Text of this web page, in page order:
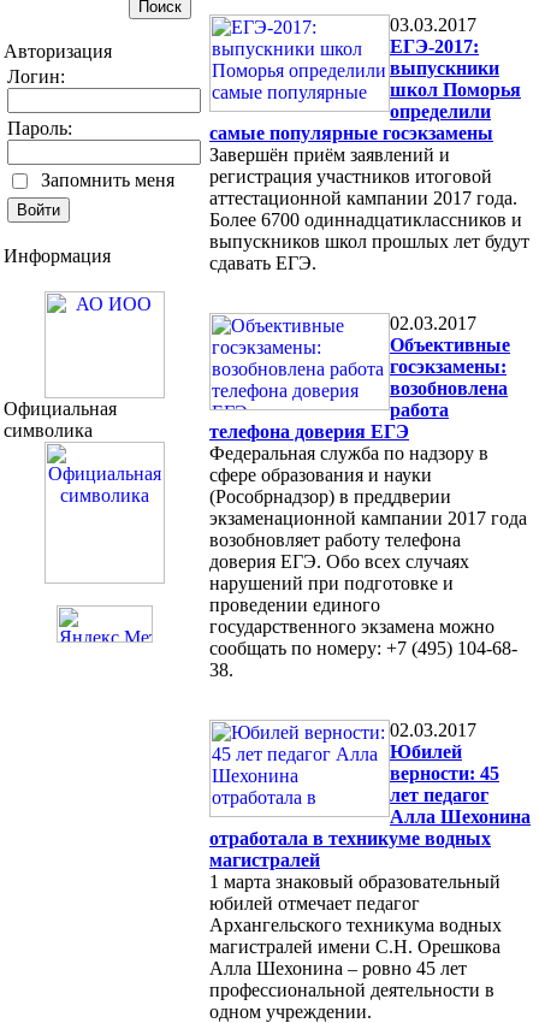
Авторизация
Логин:
Пароль:
Запомнить меня
Информация
Официальная
символика
03.03.2017
ЕГЭ-2017:
выпускники
школ Поморья
определили
самые популярные госэкзамены
Завершён приём заявлений и
регистрация участников итоговой
аттестационной кампании 2017 года.
Более 6700 одиннадцатиклассников и
выпускников школ прошлых лет будут
сдавать ЕГЭ.
02.03.2017
Объективные
госэкзамены:
возобновлена
работа
телефона доверия ЕГЭ
Федеральная служба по надзору в
сфере образования и науки
(Рособрнадзор) в преддверии
экзаменационной кампании 2017 года
возобновляет работу телефона
доверия ЕГЭ. Обо всех случаях
нарушений при подготовке и
проведении единого
государственного экзамена можно
сообщать по номеру: +7 (495) 104-68-
38.
02.03.2017
Юбилей
верности: 45
лет педагог
Алла Шехонина
отработала в техникуме водных
магистралей
1 марта знаковый образовательный
юбилей отмечает педагог
Архангельского техникума водных
магистралей имени С.Н. Орешкова
Алла Шехонина – ровно 45 лет
профессиональной деятельности в
одном учреждении.